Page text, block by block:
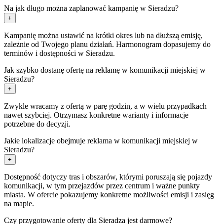
Na jak długo można zaplanować kampanię w Sieradzu?
+
Kampanię można ustawić na krótki okres lub na dłuższą emisję,
zależnie od Twojego planu działań. Harmonogram dopasujemy do
terminów i dostępności w Sieradzu.
Jak szybko dostanę ofertę na reklamę w komunikacji miejskiej w
Sieradzu?
+
Zwykle wracamy z ofertą w parę godzin, a w wielu przypadkach
nawet szybciej. Otrzymasz konkretne warianty i informacje
potrzebne do decyzji.
Jakie lokalizacje obejmuje reklama w komunikacji miejskiej w
Sieradzu?
+
Dostępność dotyczy tras i obszarów, którymi poruszają się pojazdy
komunikacji, w tym przejazdów przez centrum i ważne punkty
miasta. W ofercie pokazujemy konkretne możliwości emisji i zasięg
na mapie.
Czy przygotowanie oferty dla Sieradza jest darmowe?